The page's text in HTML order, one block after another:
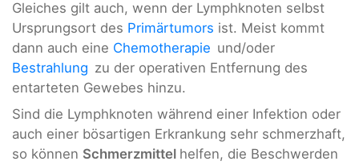
Gleiches gilt auch, wenn der Lymphknoten selbst
Ursprungsort des Primärtumors ist. Meist kommt
dann auch eine Chemotherapie und/oder
Bestrahlung zu der operativen Entfernung des
entarteten Gewebes hinzu.
Sind die Lymphknoten während einer Infektion oder
auch einer bösartigen Erkrankung sehr schmerzhaft,
so können Schmerzmittel helfen, die Beschwerden